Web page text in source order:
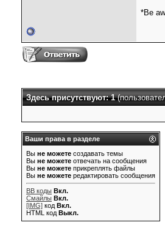
*Be
Здесь присутствуют: 1
Ваши права в разделе
Вы не можете создавать темы
Вы не можете отвечать на сообщения
Вы не можете прикреплять файлы
Вы не можете редактировать сообщения
BB коды Вкл.
Смайлы Вкл.
[IMG] код Вкл.
HTML код Выкл.